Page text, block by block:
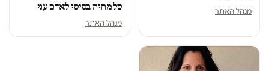
מנהל האתר
סל מחיה בסיסי לאדם עני
מנהל האתר